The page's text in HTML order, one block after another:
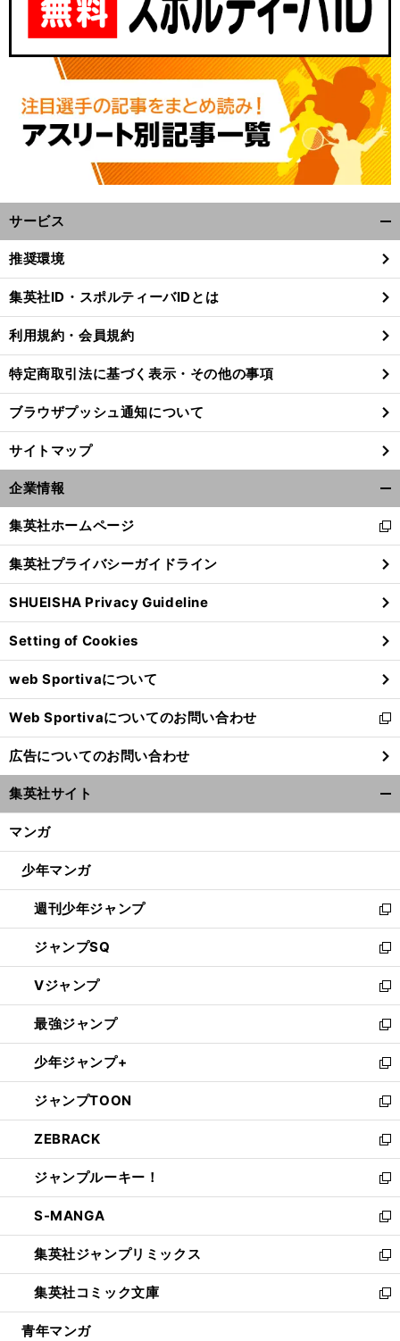
サービス
閉
る
推奨環境
集英社ID・スポルティーバIDとは
利用規約・会員規約
特定商取引法に基づく表示・その他の事項
ブラウザプッシュ通知について
サイトマップ
企業情報
閉
る
集英社ホームページ
新
し
い
ウ
ィ
ン
ド
ウ
で
開
く
集英社プライバシーガイドライン
SHUEISHA Privacy Guideline
Setting of Cookies
web Sportivaについて
Web Sportivaについてのお問い合わせ
新
し
い
ウ
ィ
ン
ウ
開
く
広告についてのお問い合わせ
集英社サイト
マンガ
少年マンガ
週刊少年ジャンプ
新
し
い
ウ
ィ
ン
ド
ウ
で
開
く
ジャンプSQ
新
し
い
ウ
ィ
ン
ド
ウ
で
開
く
Vジャンプ
新
し
い
ウ
ィ
ン
ド
ウ
で
開
く
最強ジャンプ
新
し
い
ウ
ィ
ン
ド
ウ
で
開
く
少年ジャンプ+
新
し
い
ウ
ィ
ン
ド
ウ
で
開
く
ジャンプTOON
新
し
い
ウ
ィ
ン
ド
ウ
で
開
く
ZEBRACK
新
し
い
ウ
ィ
ン
ド
ウ
で
開
ジャンプルーキー！
新
し
い
ウ
ィ
ン
ド
ウ
S-MANGA
新
し
い
ウ
ィ
ン
集英社ジャンプリミックス
新
し
い
ウ
集英社コミック文庫
新
し
青年マンガ